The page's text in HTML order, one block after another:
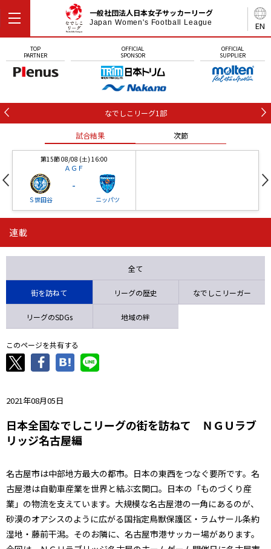
EN
一般社団法人日本女子サッカーリーグ
Japan Women's Football League
TOP
PARTNER
OFFICIAL
SPONSOR
OFFICIAL
SUPPLIER
なでしこリーグ1部
試合結果 次節
第15節 08/08 (土) 16:00
ＡＧＦ
Ｓ世田谷
-
ニッパツ
ニッパツ
ニッパツ
石人の星
連載
全て
街を訪ねて リーグの歴史 なでしこリーガー
リーグのSDGs 地域の絆
このページを共有する
2021年08月05日
日本全国なでしこリーグの街を訪ねて ＮＧＵラブ
リッジ名古屋編
名古屋市は中部地方最大の都市。日本の東西をつなぐ要所です。名
古屋港は自動車産業を世界と結ぶ玄関口。日本の「ものづくり産
業」の物流を支えています。大規模な名古屋港の一角にあるのが、
砂漠のオアシスのように広がる国指定鳥獣保護区・ラムサール条約
湿地・藤前干潟。そのお隣に、名古屋市港サッカー場があります。